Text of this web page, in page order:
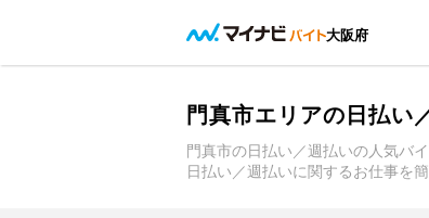
大阪府
門真市エリアの日払い
門真市の日払い／週払いの人気バ
日払い／週払いに関するお仕事を